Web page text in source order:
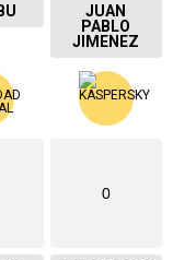
JUAN
PABLO
JIMENEZ
0